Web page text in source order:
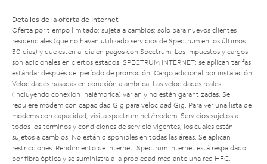
Detalles de la oferta de Internet
Oferta por tiempo limitado; sujeta a cambios; solo para nuevos clientes
residenciales (que no hayan utilizado servicios de Spectrum en los últimos
30 días) y que estén al día en pagos con Spectrum. Los impuestos y cargos
son adicionales en ciertos estados. SPECTRUM INTERNET: se aplican tarifas
estándar después del período de promoción. Cargo adicional por instalación.
Velocidades basadas en conexión alámbrica. Las velocidades reales
(incluyendo conexión inalámbrica) varían y no están garantizadas. Se
requiere módem con capacidad Gig para velocidad Gig. Para ver una lista de
módems con capacidad, visita spectrum.net/modem. Servicios sujetos a
todos los términos y condiciones de servicio vigentes, los cuales están
sujetos a cambios. No están disponibles en todas las áreas. Se aplican
restricciones. Rendimiento de Internet: Spectrum Internet está respaldado
por fibra óptica y se suministra a la propiedad mediante una red HFC.